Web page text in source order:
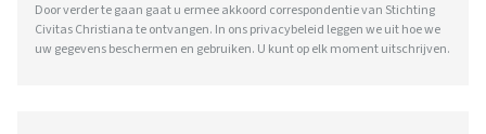
Door verder te gaan gaat u ermee akkoord correspondentie van Stichting
Civitas Christiana te ontvangen. In onsprivacybeleid leggen we uit hoe we
uw gegevens beschermen en gebruiken. U kunt op elk moment uitschrijven.